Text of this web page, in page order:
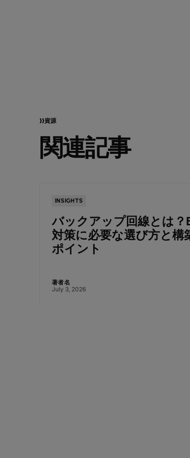
資源
関連記事
INSIGHTS
バックアップ回線とは？
対策に必要な選び方と構
ポイント
著者名
July 3, 2026